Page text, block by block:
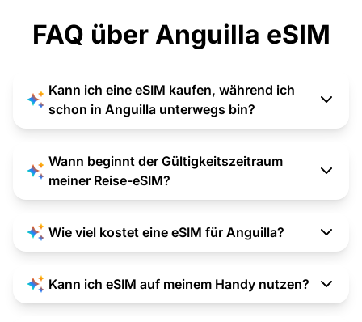
FAQ über Anguilla eSIM
Kann ich eine eSIM kaufen, während ich
schon in Anguilla unterwegs bin?
Wann beginnt der Gültigkeitszeitraum
meiner Reise-eSIM?
Wie viel kostet eine eSIM für Anguilla?
Kann ich eSIM auf meinem Handy nutzen?